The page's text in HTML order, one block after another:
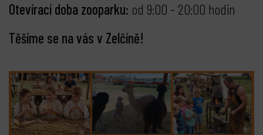
Otevírací doba zooparku: od 9:00 - 20:00 hodin
Těšíme se na vás v Zelčíně!